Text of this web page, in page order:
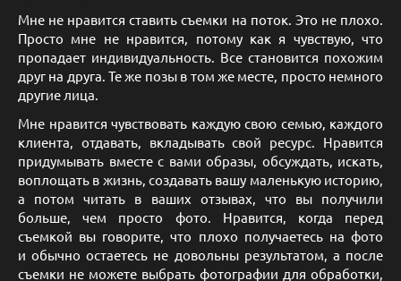
Мне не нравится ставить съемки на поток. Это не плохо.
Просто мне не нравится, потому как я чувствую, что
пропадает индивидуальность. Все становится похожим
друг на друга. Те же позы в том же месте, просто немного
другие лица.
Мне нравится чувствовать каждую свою семью, каждого
клиента, отдавать, вкладывать свой ресурс. Нравится
придумывать вместе с вами образы, обсуждать, искать,
воплощать в жизнь, создавать вашу маленькую историю,
а потом читать в ваших отзывах, что вы получили
больше, чем просто фото. Нравится, когда перед
съемкой вы говорите, что плохо получаетесь на фото
и обычно остаетесь не довольны результатом, а после
съемки не можете выбрать фотографии для обработки,